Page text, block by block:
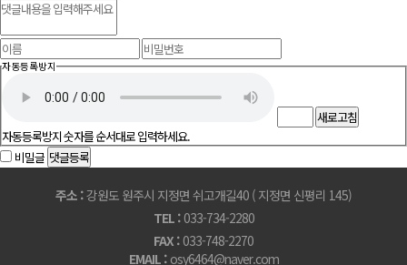
자동등록방지
새로고침
자동등록방지 숫자를 순서대로 입력하세요.
비밀글 댓글등록
주소 :강원도 원주시 지정면 쉬고개길40 ( 지정면 신평리 145)
TEL : 033-734-2280
FAX : 033-748-2270
EMAIL : osy6464@naver.com